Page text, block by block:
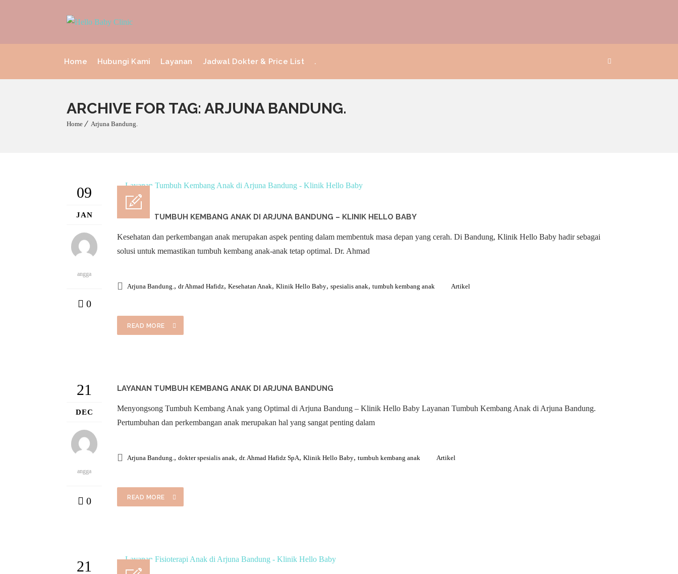
Home Hubungi Kami Layanan Jadwal Dokter & Price List .
ARCHIVE FOR TAG: ARJUNA BANDUNG.
Home Arjuna Bandung.
09
JAN
angga
0
LAYANAN TUMBUH KEMBANG ANAK DI ARJUNA BANDUNG – KLINIK HELLO BABY
Kesehatan dan perkembangan anak merupakan aspek penting dalam membentuk masa depan yang cerah. Di Bandung, Klinik Hello Baby hadir sebagai
solusi untuk memastikan tumbuh kembang anak-anak tetap optimal. Dr. Ahmad
Arjuna Bandung., dr Ahmad Hafidz, Kesehatan Anak, Klinik Hello Baby, spesialis anak, tumbuh kembang anak Artikel
READ MORE
21
DEC
angga
0
LAYANAN TUMBUH KEMBANG ANAK DI ARJUNA BANDUNG
Menyongsong Tumbuh Kembang Anak yang Optimal di Arjuna Bandung – Klinik Hello Baby Layanan Tumbuh Kembang Anak di Arjuna Bandung.
Pertumbuhan dan perkembangan anak merupakan hal yang sangat penting dalam
Arjuna Bandung., dokter spesialis anak, dr. Ahmad Hafidz SpA, Klinik Hello Baby, tumbuh kembang anak Artikel
READ MORE
21